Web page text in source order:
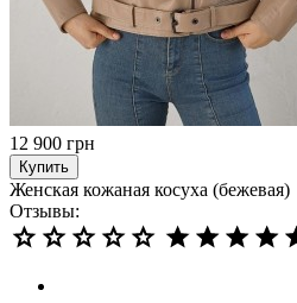
12 900 грн
Купить
Женская кожаная косуха (бежевая)
Отзывы: